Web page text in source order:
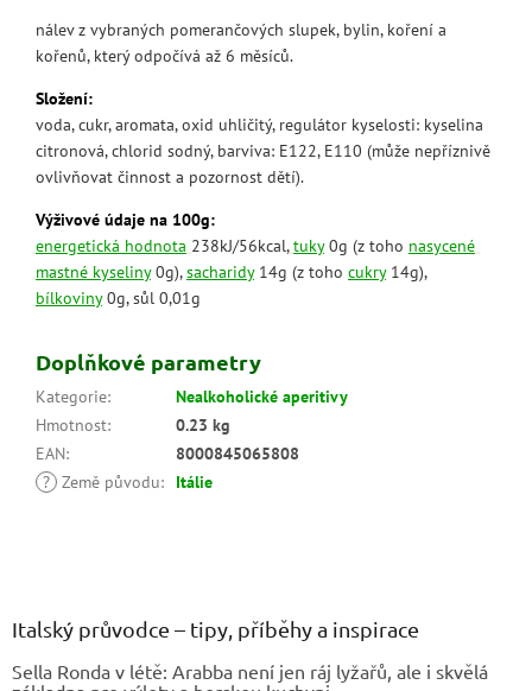
nálev z vybraných pomerančových slupek, bylin, koření a
kořenů, který odpočívá až 6 měsíců.
Složení:
voda, cukr, aromata, oxid uhličitý, regulátor kyselosti: kyselina
citronová, chlorid sodný, barviva: E122, E110 (může nepříznivě
ovlivňovat činnost a pozornost dětí).
Výživové údaje na 100g:
energetická hodnota 238kJ/56kcal,tuky0g (z toho nasycené
mastné kyseliny0g),sacharidy14g (z toho cukry14g),
bílkoviny0g, sůl 0,01g
Doplňkové parametry
Kategorie:
Nealkoholické aperitivy
Hmotnost:
0.23 kg
EAN:
8000845065808
? Země původu: Itálie
Italský průvodce – tipy, příběhy a inspirace
Sella Ronda v létě: Arabba není jen ráj lyžařů, ale i skvělá